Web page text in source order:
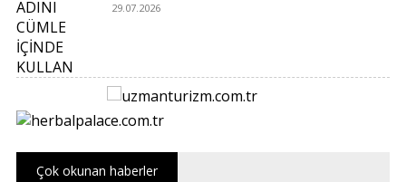
29.07.2026
Çok okunan haberler